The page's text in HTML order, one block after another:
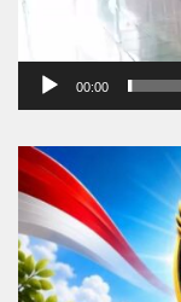
00:00